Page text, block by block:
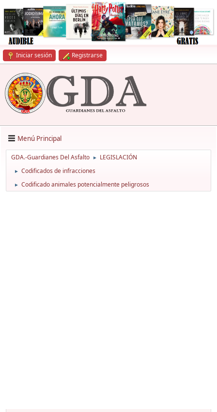
Iniciar sesión Registrarse
Menú Principal
GDA.-Guardianes Del Asfalto ► LEGISLACIÓN
► Codificados de infracciones
► Codificado animales potencialmente peligrosos